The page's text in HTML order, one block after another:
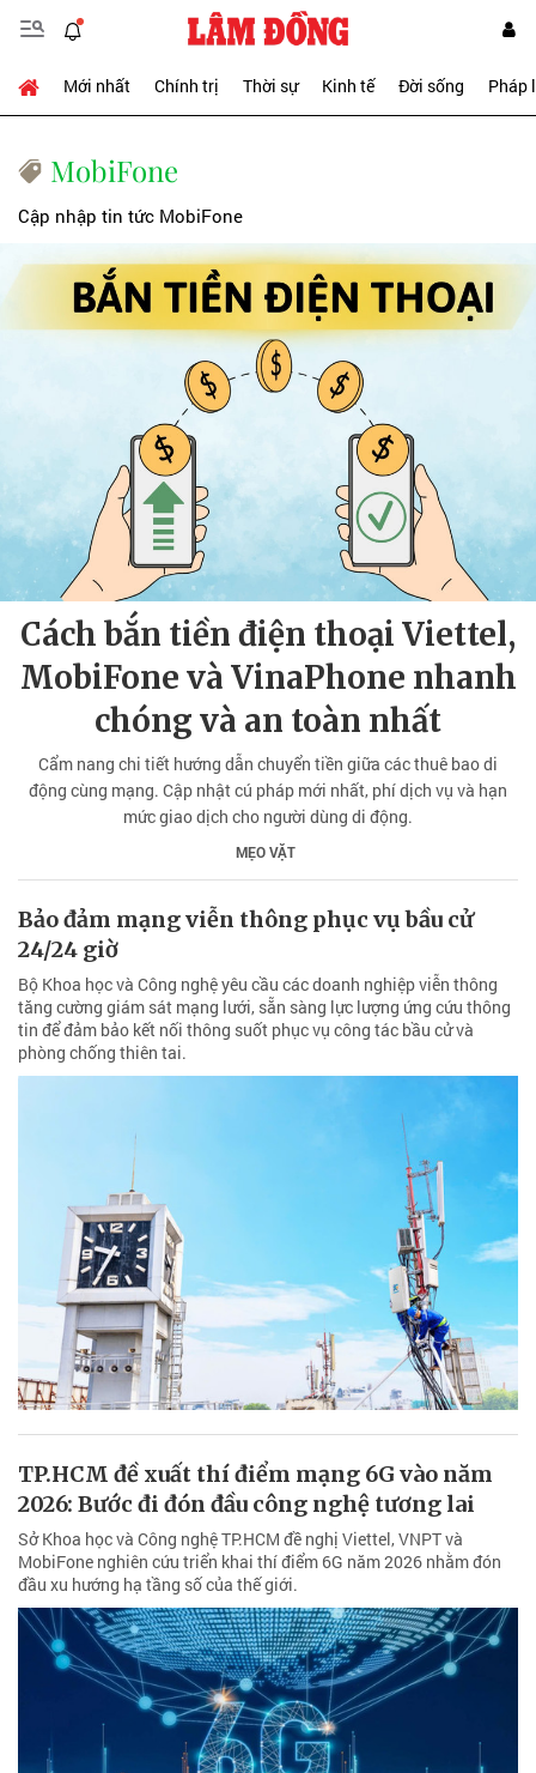
Mới nhất Chính trị Thời sự Kinh tế Đời sống Pháp
MobiFone
Cập nhập tin tức MobiFone
Cách bắn tiền điện thoại Viettel,
MobiFone và VinaPhone nhanh
chóng và an toàn nhất
Cẩm nang chi tiết hướng dẫn chuyển tiền giữa các thuê bao di
động cùng mạng. Cập nhật cú pháp mới nhất, phí dịch vụ và hạn
mức giao dịch cho người dùng di động.
MẸO VẶT
Bảo đảm mạng viễn thông phục vụ bầu cử
24/24 giờ
Bộ Khoa học và Công nghệ yêu cầu các doanh nghiệp viễn thông
tăng cường giám sát mạng lưới, sẵn sàng lực lượng ứng cứu thông
tin để đảm bảo kết nối thông suốt phục vụ công tác bầu cử và
phòng chống thiên tai.
TP.HCM đề xuất thí điểm mạng 6G vào năm
2026: Bước đi đón đầu công nghệ tương lai
Sở Khoa học và Công nghệ TP.HCM đề nghị Viettel, VNPT và
MobiFone nghiên cứu triển khai thí điểm 6G năm 2026 nhằm đón
đầu xu hướng hạ tầng số của thế giới.